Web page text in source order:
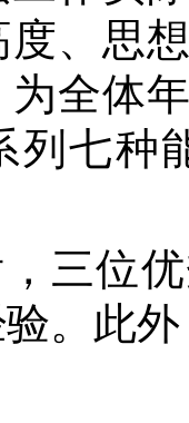
、思
全体
列七种
三位
。此